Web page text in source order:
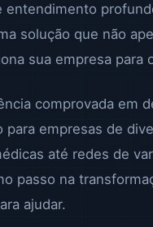
entendimento
solução que não
sua empresa para
comprovada em
para empresas de
até redes de
passo na
ajudar.